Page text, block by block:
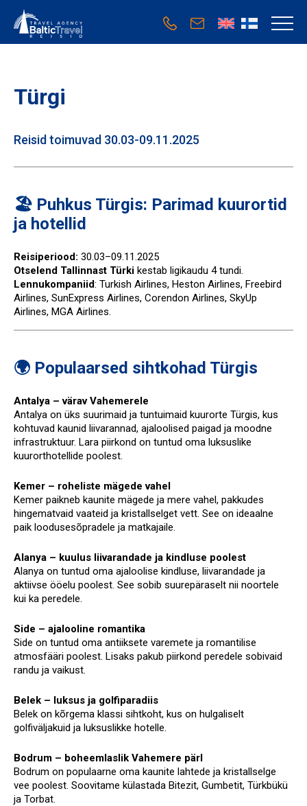
Türgi
Reisid toimuvad 30.03-09.11.2025
🏖️ Puhkus Türgis: Parimad kuurortid
ja hotellid
Reisiperiood: 30.03–09.11.2025
Otselend Tallinnast Türki kestab ligikaudu 4 tundi.
Lennukompaniid: Turkish Airlines, Heston Airlines, Freebird
Airlines, SunExpress Airlines, Corendon Airlines, SkyUp
Airlines, MGA Airlines.
🌍 Populaarsed sihtkohad Türgis
Antalya – värav Vahemerele
Antalya on üks suurimaid ja tuntuimaid kuurorte Türgis, kus
kohtuvad kaunid liivarannad, ajaloolised paigad ja moodne
infrastruktuur. Lara piirkond on tuntud oma luksuslike
kuurorthotellide poolest.
Kemer – roheliste mägede vahel
Kemer paikneb kaunite mägede ja mere vahel, pakkudes
hingematvaid vaateid ja kristallselget vett. See on ideaalne
paik loodusesõpradele ja matkajaile.
Alanya – kuulus liivarandade ja kindluse poolest
Alanya on tuntud oma ajaloolise kindluse, liivarandade ja
aktiivse ööelu poolest. See sobib suurepäraselt nii noortele
kui ka peredele.
Side – ajalooline romantika
Side on tuntud oma antiiksete varemete ja romantilise
atmosfääri poolest. Lisaks pakub piirkond peredele sobivaid
randu ja vaikust.
Belek – luksus ja golfiparadiis
Belek on kõrgema klassi sihtkoht, kus on hulgaliselt
golfiväljakuid ja luksuslikke hotelle.
Bodrum – boheemlaslik Vahemere pärl
Bodrum on populaarne oma kaunite lahtede ja kristallselge
vee poolest. Soovitame külastada Bitezit, Gumbetit, Türkbükü
ja Torbat.